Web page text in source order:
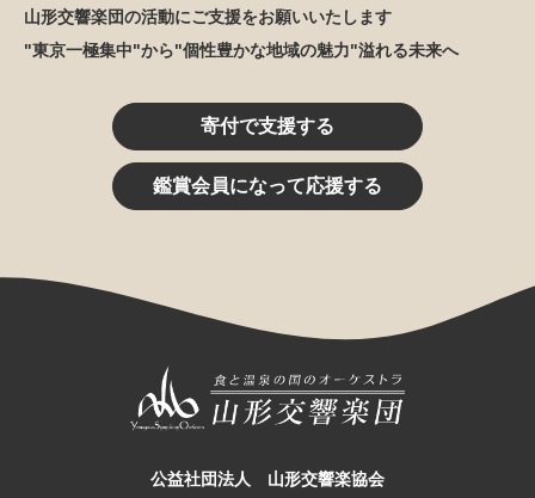
山形交響楽団の活動にご支援をお願いいたします
"東京一極集中"から"個性豊かな地域の魅力"溢れる未来へ
寄付で支援する
鑑賞会員になって応援する
公益社団法人 山形交響楽協会